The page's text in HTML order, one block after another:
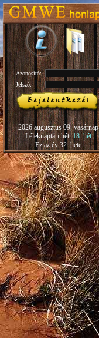
Azonosító:
Jelszó:
2026 augusztus 09, vasárnap
Léleknaptári hét:18. hét
Ez az év 32. hete